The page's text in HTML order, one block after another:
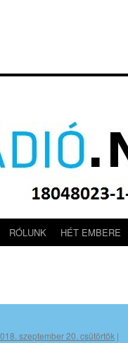
RÓLUNK HÉT EMBERE
szeptember 20. csütörtök |